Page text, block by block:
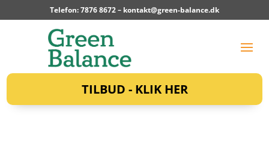
Telefon: 7876 8672 – kontakt@green-balance.dk
TILBUD - KLIK HER